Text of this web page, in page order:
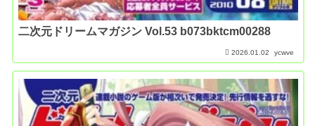
二次元ドリームマガジン Vol.53 b073bktcm00288
2026.01.02 ycwve